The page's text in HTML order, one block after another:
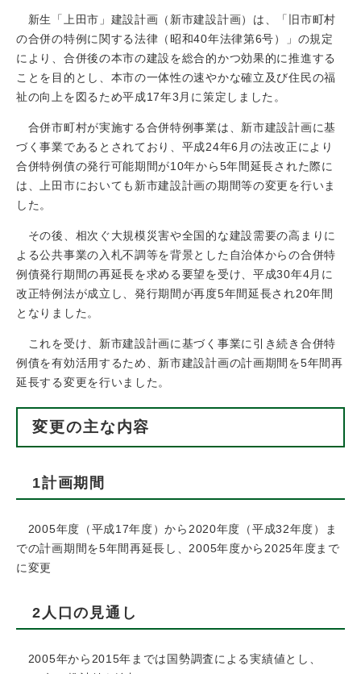
新生「上田市」建設計画（新市建設計画）は、「旧市町村
の合併の特例に関する法律（昭和40年法律第6号）」の規定
により、合併後の本市の建設を総合的かつ効果的に推進する
ことを目的とし、本市の一体性の速やかな確立及び住民の福
祉の向上を図るため平成17年3月に策定しました。
合併市町村が実施する合併特例事業は、新市建設計画に基
づく事業であるとされており、平成24年6月の法改正により
合併特例債の発行可能期間が10年から5年間延長された際に
は、上田市においても新市建設計画の期間等の変更を行いま
した。
その後、相次ぐ大規模災害や全国的な建設需要の高まりに
よる公共事業の入札不調等を背景とした自治体からの合併特
例債発行期間の再延長を求める要望を受け、平成30年4月に
改正特例法が成立し、発行期間が再度5年間延長され20年間
となりました。
これを受け、新市建設計画に基づく事業に引き続き合併特
例債を有効活用するため、新市建設計画の計画期間を5年間再
延長する変更を行いました。
変更の主な内容
1計画期間
2005年度（平成17年度）から2020年度（平成32年度）ま
での計画期間を5年間再延長し、2005年度から2025年度まで
に変更
2人口の見通し
2005年から2015年までは国勢調査による実績値とし、